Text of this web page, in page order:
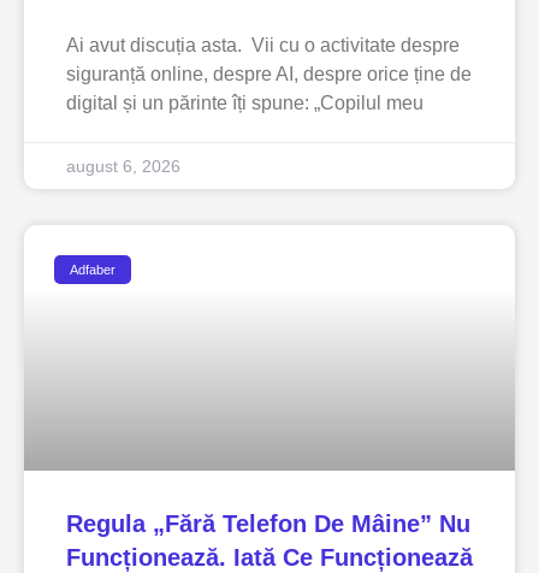
Ai avut discuția asta. Vii cu o activitate despre
siguranță online, despre AI, despre orice ține de
digital și un părinte îți spune: „Copilul meu
august 6, 2026
Adfaber
Regula „fără Telefon De Mâine” Nu
Funcționează. Iată Ce Funcționează